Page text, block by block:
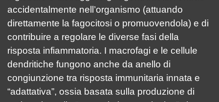
accidentalmente nell’organismo (attuando
direttamente la fagocitosi o promuovendola) e di
contribuire a regolare le diverse fasi della
risposta infiammatoria. I macrofagi e le cellule
dendritiche fungono anche da anello di
congiunzione tra risposta immunitaria innata e
“adattativa”, ossia basata sulla produzione di